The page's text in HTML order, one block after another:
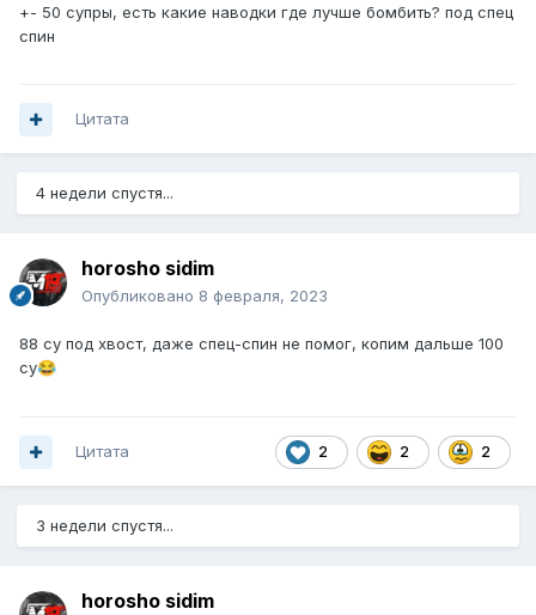
+- 50 супры, есть какие наводки где лучше бомбить? под спец
спин
Цитата
4 недели спустя...
horosho sidim
Опубликовано 8 февраля, 2023
88 су под хвост, даже спец-спин не помог, копим дальше 100
су😂
2 2 2
Цитата
3 недели спустя...
horosho sidim